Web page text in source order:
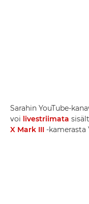
Sarahin YouTube-
voi livestriimata
X Mark III -kamerasta